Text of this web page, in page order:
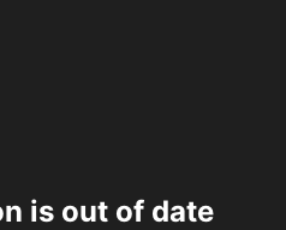
is out of date